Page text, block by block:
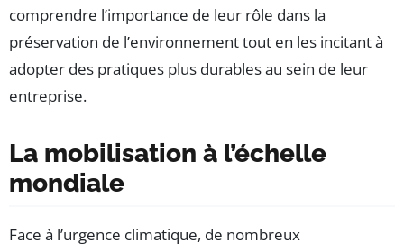
comprendre l’importance de leur rôle dans la
préservation de l’environnement tout en les incitant à
adopter des pratiques plus durables au sein de leur
entreprise.
La mobilisation à l’échelle
mondiale
Face à l’urgence climatique, de nombreux